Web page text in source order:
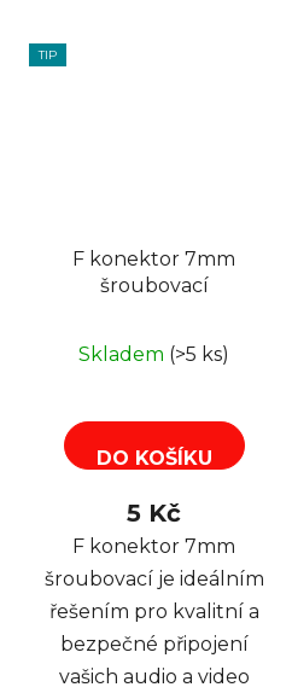
TIP
F konektor 7mm
šroubovací
Skladem (>5 ks)
DO KOŠÍKU
5 Kč
F konektor 7mm
šroubovací je ideálním
řešením pro kvalitní a
bezpečné připojení
vašich audio a video